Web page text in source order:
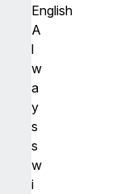
English
A
l
w
a
y
s
s
w
i